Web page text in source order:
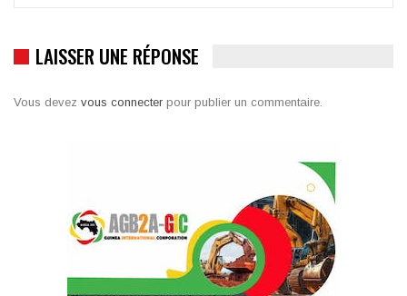
LAISSER UNE RÉPONSE
Vous devez vous connecter pour publier un commentaire.